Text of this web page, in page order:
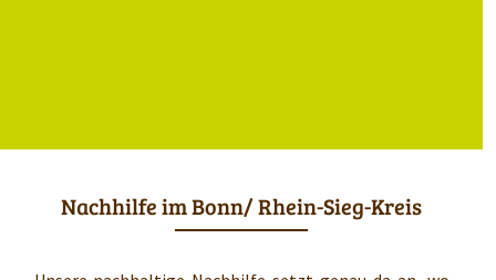
Nachhilfe im Bonn/ Rhein-Sieg-Kreis